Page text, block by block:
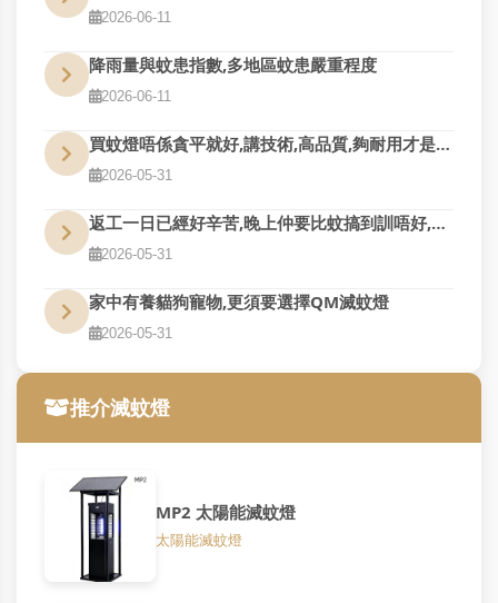
2026-06-11
降雨量與蚊患指數,多地區蚊患嚴重程度
2026-06-11
買蚊燈唔係貪平就好,講技術,高品質,夠耐用才是真的好用
2026-05-31
返工一日已經好辛苦,晚上仲要比蚊搞到訓唔好,QM幫到您
2026-05-31
家中有養貓狗寵物,更須要選擇QM滅蚊燈
2026-05-31
推介滅蚊燈
MP2 太陽能滅蚊燈
太陽能滅蚊燈